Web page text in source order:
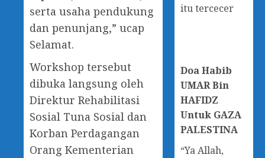
serta usaha pendukung
dan penunjang,” ucap
Selamat.
Workshop tersebut
dibuka langsung oleh
Direktur Rehabilitasi
Sosial Tuna Sosial dan
Korban Perdagangan
Orang Kementerian
itu tercecer
DoaHabib
UMAR Bin
HAFIDZ
Untuk GAZA
PALESTINA
“Ya Allah,